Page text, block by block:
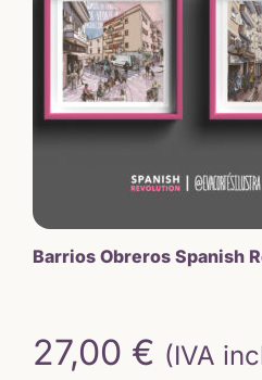
Barrios Obreros Spanish
27,00 € (IVA